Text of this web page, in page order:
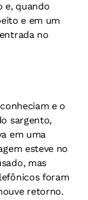
e, quando
e em um
no
e o
sargento,
em uma
esteve no
mas
foram
retorno.